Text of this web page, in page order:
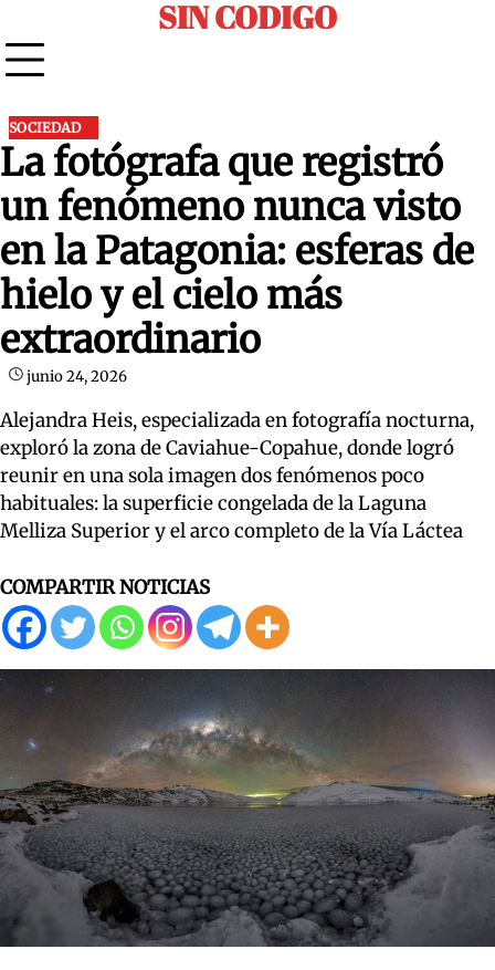
to
content
SIN CODIGO
SOCIEDAD
La fotógrafa que registró
un fenómeno nunca visto
en la Patagonia: esferas de
hielo y el cielo más
extraordinario
junio 24, 2026
Alejandra Heis, especializada en fotografía nocturna,
exploró la zona de Caviahue-Copahue, donde logró
reunir en una sola imagen dos fenómenos poco
habituales: la superficie congelada de la Laguna
Melliza Superior y el arco completo de la Vía Láctea
COMPARTIR NOTICIAS